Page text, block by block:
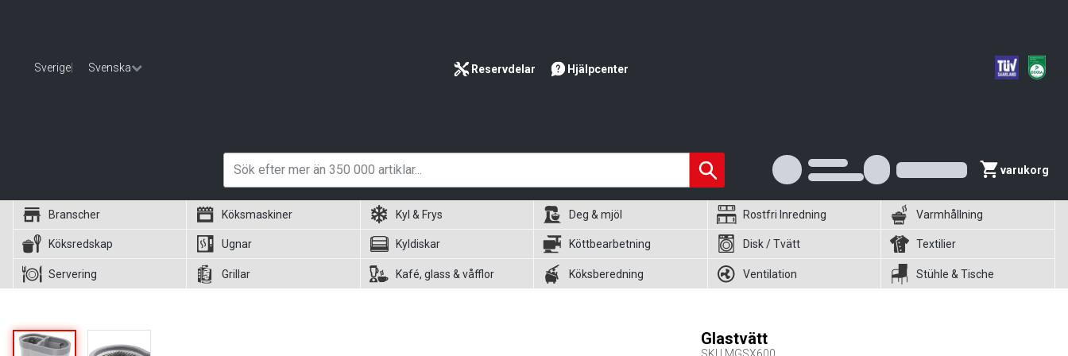
Sverige Svenska Reservdelar Hjälpcenter
varukorg
Branscher Köksmaskiner Kyl & Frys Deg & mjöl Rostfri Inredning Varmhållning
Köksredskap Ugnar Kyldiskar Köttbearbetning Disk / Tvätt Textilier
Servering Grillar Kafé, glass & våfflor Köksberedning Ventilation Stühle & Tische
Glastvätt